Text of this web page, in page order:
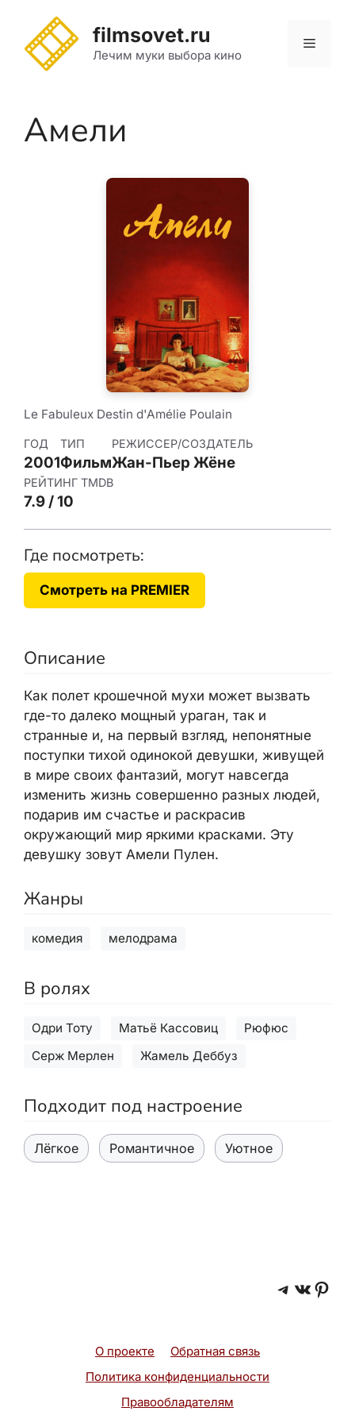
содержимому
filmsovet.ru
Лечим муки выбора кино
Меню
Амели
Le Fabuleux Destin d'Amélie Poulain
ГОД
2001
ТИП
Фильм
РЕЖИССЕР/СОЗДАТЕЛЬ
Жан-Пьер Жёне
РЕЙТИНГ TMDB
7.9 / 10
Где посмотреть:
Смотреть на PREMIER
Описание
Как полет крошечной мухи может вызвать
где-то далеко мощный ураган, так и
странные и, на первый взгляд, непонятные
поступки тихой одинокой девушки, живущей
в мире своих фантазий, могут навсегда
изменить жизнь совершенно разных людей,
подарив им счастье и раскрасив
окружающий мир яркими красками. Эту
девушку зовут Амели Пулен.
Жанры
комедия мелодрама
В ролях
Одри Тоту Матьё Кассовиц
Рюфюс
Серж Мерлен
Жамель Деббуз
Подходит под настроение
Лёгкое Романтичное Уютное
О проекте
Обратная связь
Политика конфиденциальности
Правообладателям